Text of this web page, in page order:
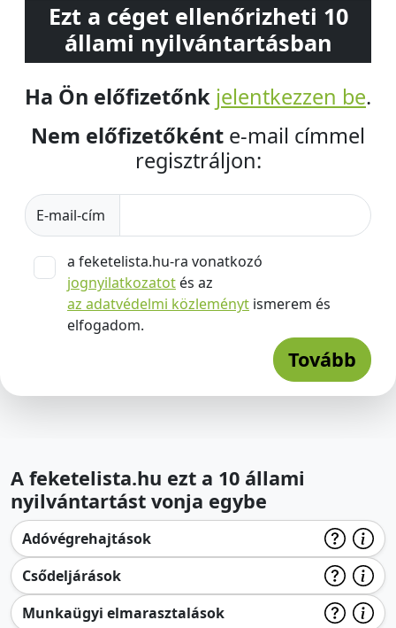
Ezt a céget ellenőrizheti 10
állami nyilvántartásban
Ha Ön előfizetőnk jelentkezzen be.
Nem előfizetőként e-mail címmel
regisztráljon:
E-mail-cím
a feketelista.hu-ra vonatkozó
jognyilatkozatot és az
az adatvédelmi közleményt ismerem és
elfogadom.
Tovább
A feketelista.hu ezt a 10 állami
nyilvántartást vonja egybe
Adóvégrehajtások
Csődeljárások
Munkaügyi elmarasztalások